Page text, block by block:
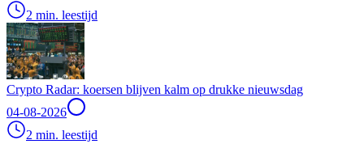
2 min. leestijd
Crypto Radar: koersen blijven kalm op drukke nieuwsdag
04-08-2026
2 min. leestijd